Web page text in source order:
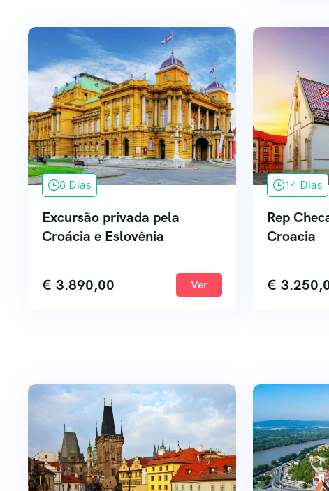
8 Dias
Excursão privada pela
Croácia e Eslovênia
€ 3.890,00 Ver
14 Dias
Rep
Croacia
€